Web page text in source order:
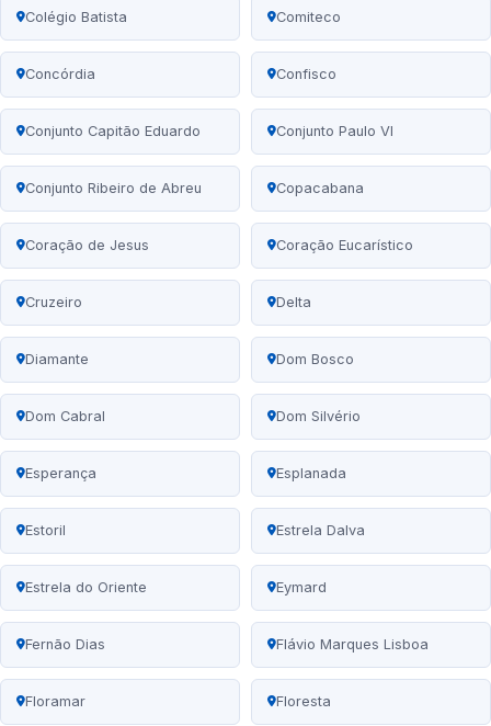
Colégio Batista Comiteco
Concórdia Confisco
Conjunto Capitão Eduardo Conjunto Paulo VI
Conjunto Ribeiro de Abreu Copacabana
Coração de Jesus Coração Eucarístico
Cruzeiro Delta
Diamante Dom Bosco
Dom Cabral Dom Silvério
Esperança Esplanada
Estoril Estrela Dalva
Estrela do Oriente Eymard
Fernão Dias Flávio Marques Lisboa
Floramar Floresta